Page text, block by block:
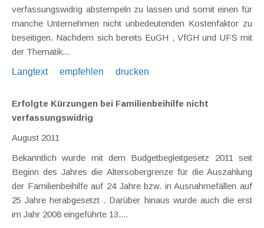
verfassungswidrig abstempeln zu lassen und somit einen für
manche Unternehmen nicht unbedeutenden Kostenfaktor zu
beseitigen. Nachdem sich bereits EuGH , VfGH und UFS mit
der Thematik...
Langtext
empfehlen drucken
Erfolgte Kürzungen bei Familienbeihilfe nicht
verfassungswidrig
August 2011
Bekanntlich wurde mit dem Budgetbegleitgesetz 2011 seit
Beginn des Jahres die Altersobergrenze für die Auszahlung
der Familienbeihilfe auf 24 Jahre bzw. in Ausnahmefällen auf
25 Jahre herabgesetzt . Darüber hinaus wurde auch die erst
im Jahr 2008 eingeführte 13....